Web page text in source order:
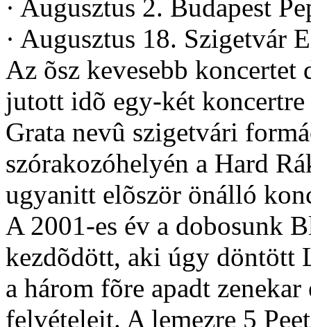
· Augusztus 2. Budapest
· Augusztus 18. Szigetvár
Az õsz kevesebb
jutott idõ egy-két
Grata nevû szigetvári
szórakozóhelyén a Hard
ugyanitt elõször önálló
A 2001-es év a dobosunk
kezdõdött, aki úgy döntött
a három fõre apadt
felvételeit. A lemezre 5